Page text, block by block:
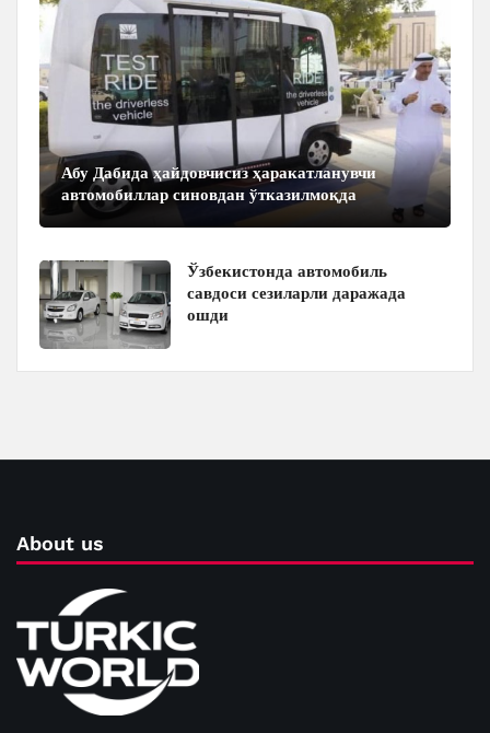
Абу Дабида ҳайдовчисиз ҳаракатланувчи
автомобиллар синовдан ўтказилмоқда
Ўзбекистонда автомобиль
савдоси сезиларли даражада
ошди
About us